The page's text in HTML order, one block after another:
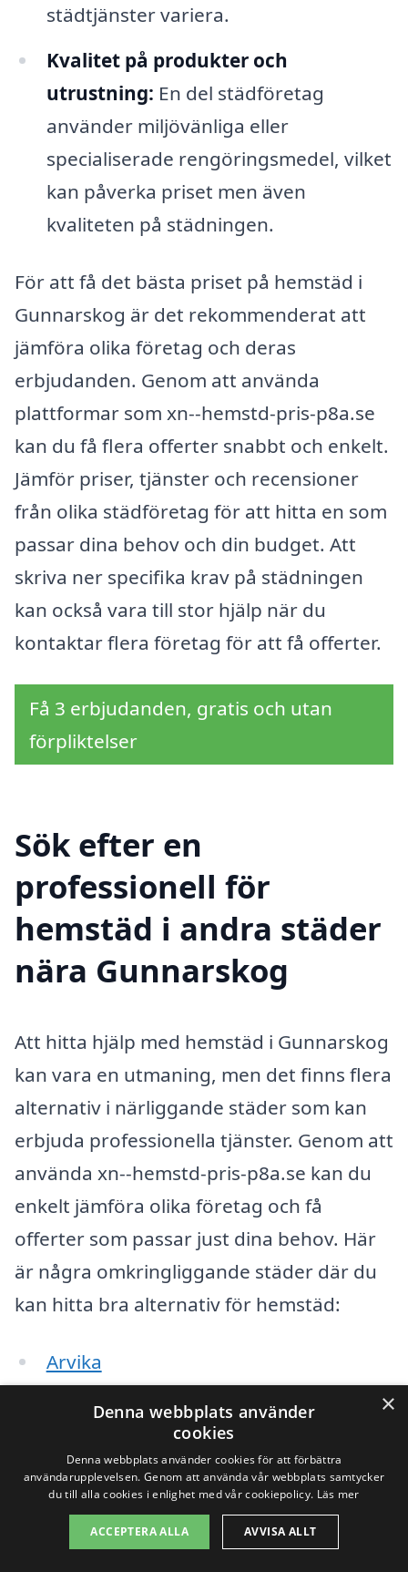
städtjänster variera.
Kvalitet på produkter och
utrustning: En del städföretag
använder miljövänliga eller
specialiserade rengöringsmedel, vilket
kan påverka priset men även
kvaliteten på städningen.
För att få det bästa priset på hemstäd i
Gunnarskog är det rekommenderat att
jämföra olika företag och deras
erbjudanden. Genom att använda
plattformar som xn--hemstd-pris-p8a.se
kan du få flera offerter snabbt och enkelt.
Jämför priser, tjänster och recensioner
från olika städföretag för att hitta en som
passar dina behov och din budget. Att
skriva ner specifika krav på städningen
kan också vara till stor hjälp när du
kontaktar flera företag för att få offerter.
Få 3 erbjudanden, gratis och utan
förpliktelser
Sök efter en
professionell för
hemstäd i andra städer
nära Gunnarskog
Att hitta hjälp med hemstäd i Gunnarskog
kan vara en utmaning, men det finns flera
alternativ i närliggande städer som kan
erbjuda professionella tjänster. Genom att
använda xn--hemstd-pris-p8a.se kan du
enkelt jämföra olika företag och få
offerter som passar just dina behov. Här
är några omkringliggande städer där du
kan hitta bra alternativ för hemstäd:
Arvika
Skåre
Vitsand
Eda
Brunskog
×
Denna webbplats använder
cookies
Denna webbplats använder cookies för att förbättra
användarupplevelsen. Genom att använda vår webbplats samtycker
du till alla cookies i enlighet med vår cookiepolicy. Läs mer
ACCEPTERA ALLA AVVISA ALLT